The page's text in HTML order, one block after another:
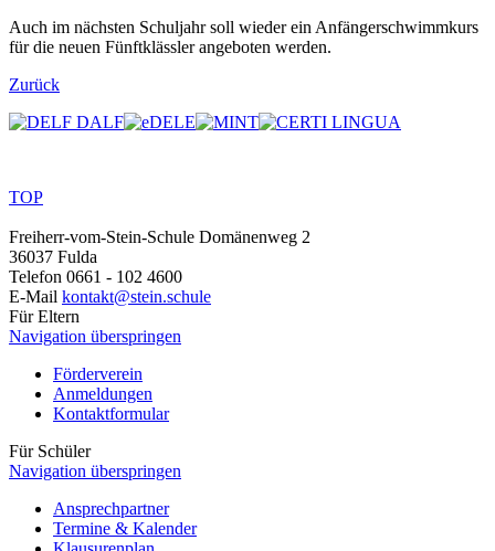
Auch im nächsten Schuljahr soll wieder ein Anfängerschwimmkurs
für die neuen Fünftklässler angeboten werden.
Zurück
TOP
Freiherr-vom-Stein-Schule Domänenweg 2
36037 Fulda
Telefon 0661 - 102 4600
E-Mail kontakt@stein.schule
Für Eltern
Navigation überspringen
Förderverein
Anmeldungen
Kontaktformular
Für Schüler
Navigation überspringen
Ansprechpartner
Termine & Kalender